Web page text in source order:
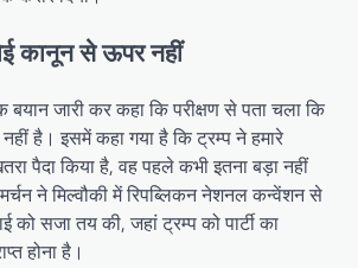
कानून से ऊपर नहीं
जारी कर कहा कि परीक्षण से पता चला कि
है। इसमें कहा गया है कि ट्रम्प ने हमारे
पैदा किया है, वह पहले कभी इतना बड़ा नहीं
ने मिल्वौकी में रिपब्लिकन नेशनल कन्वेंशन से
को सजा तय की, जहां ट्रम्प को पार्टी का
होना है।